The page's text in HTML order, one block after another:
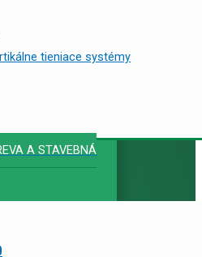
tieniace systémy
A STAVEBNÁ